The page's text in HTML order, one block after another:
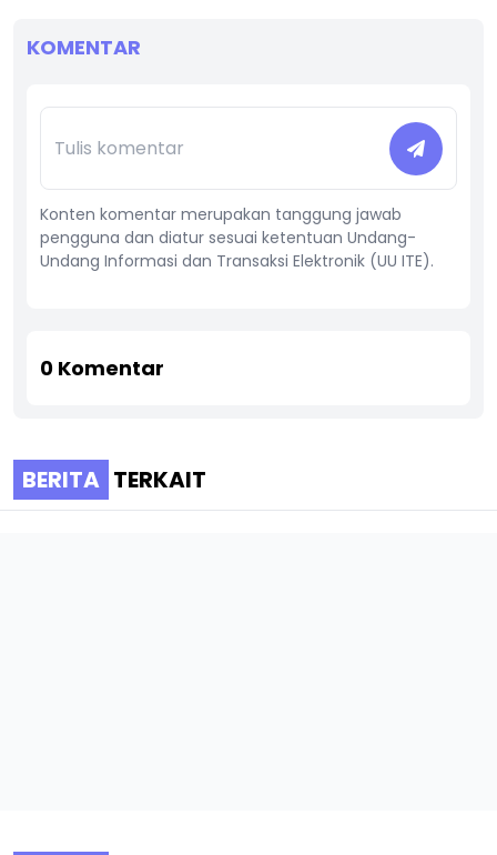
KOMENTAR
Konten komentar merupakan tanggung jawab
pengguna dan diatur sesuai ketentuan Undang-
Undang Informasi dan Transaksi Elektronik (UU ITE).
0 Komentar
BERITA TERKAIT